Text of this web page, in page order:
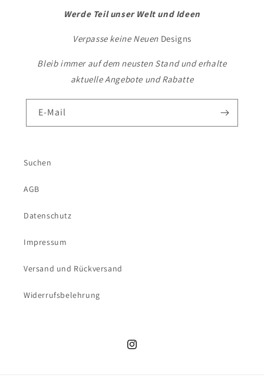
Werde Teil unser Welt und Ideen
Verpasse keine Neuen Designs
Bleib immer auf dem neusten Stand und erhalte
aktuelle Angebote und Rabatte
E-Mail
Suchen
AGB
Datenschutz
Impressum
Versand und Rückversand
Widerrufsbelehrung
Instagram